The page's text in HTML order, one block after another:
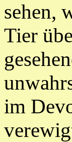
sehen,
Tier
im